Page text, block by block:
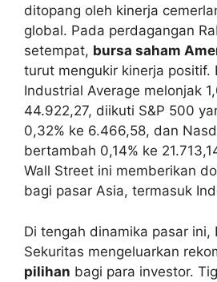
ditopang oleh kinerja
global. Pada perdagangan
setempat, bursa saham
turut mengukir kinerja positif.
Industrial Average melonjak
44.922,27, diikuti S&P 500
0,32% ke 6.466,58, dan
bertambah 0,14% ke
Wall Street ini memberikan
bagi pasar Asia, termasuk
Di tengah dinamika pasar ini,
Sekuritas mengeluarkan
pilihan bagi para investor.